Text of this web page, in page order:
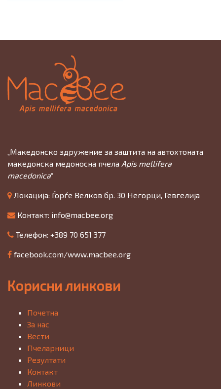
„Македонско здружение за заштита на автохтоната
македонска медоносна пчела Apis mellifera
macedonica“
Локација: Ѓорѓе Велков бр. 30 Негорци, Гевгелија
Контакт: info@macbee.org
Телефон: +389 70 651 377
facebook.com/www.macbee.org
Корисни линкови
Почетна
За нас
Вести
Пчеларници
Резултати
Контакт
Линкови